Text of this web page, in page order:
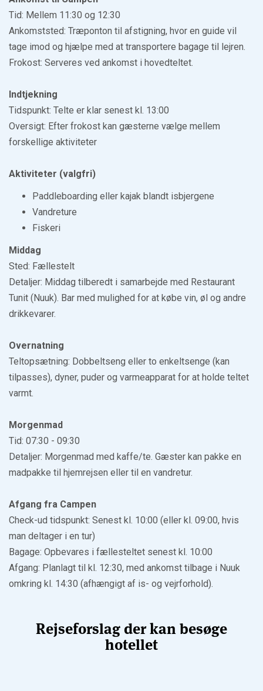
Tid: Mellem 11:30 og 12:30
Ankomststed: Træponton til afstigning, hvor en guide vil
tage imod og hjælpe med at transportere bagage til lejren.
Frokost: Serveres ved ankomst i hovedteltet.
Indtjekning
Tidspunkt: Telte er klar senest kl. 13:00
Oversigt: Efter frokost kan gæsterne vælge mellem
forskellige aktiviteter
Aktiviteter (valgfri)
Paddleboarding eller kajak blandt isbjergene
Vandreture
Fiskeri
Middag
Sted: Fællestelt
Detaljer: Middag tilberedt i samarbejde med Restaurant
Tunit (Nuuk). Bar med mulighed for at købe vin, øl og andre
drikkevarer.
Overnatning
Teltopsætning: Dobbeltseng eller to enkeltsenge (kan
tilpasses), dyner, puder og varmeapparat for at holde teltet
varmt.
Morgenmad
Tid: 07:30 - 09:30
Detaljer: Morgenmad med kaffe/te. Gæster kan pakke en
madpakke til hjemrejsen eller til en vandretur.
Afgang fra Campen
Check-ud tidspunkt: Senest kl. 10:00 (eller kl. 09:00, hvis
man deltager i en tur)
Bagage: Opbevares i fællesteltet senest kl. 10:00
Afgang: Planlagt til kl. 12:30, med ankomst tilbage i Nuuk
omkring kl. 14:30 (afhængigt af is- og vejrforhold).
Rejseforslag der kan besøge
hotellet